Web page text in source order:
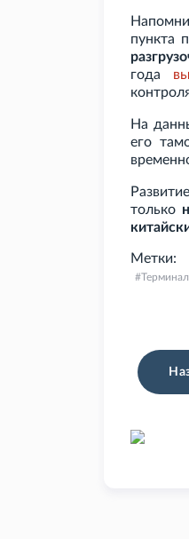
пункта
года
На
его
только
Метки:
Терминал